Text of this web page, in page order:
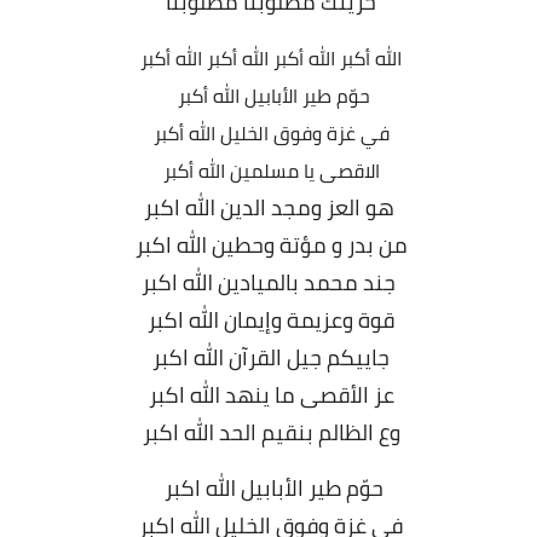
الله أكبر الله أكبر الله أكبر الله أكبر
حوّم طير الأبابيلالله أكبر
في غزة وفوق الخليلالله أكبر
الاقصى يا مسلمينالله أكبر
هو العز ومجد الدين الله اكبر
من بدر و مؤتة وحطين الله اكبر
جند محمد بالميادين الله اكبر
قوة وعزيمة وإيمان الله اكبر
جاييكم جيل القرآن الله اكبر
عز الأقصى ما ينهد الله اكبر
وع الظالم بنقيم الحد الله اكبر
حوّم طير الأبابيل الله اكبر
في غزة وفوق الخليل الله اكبر